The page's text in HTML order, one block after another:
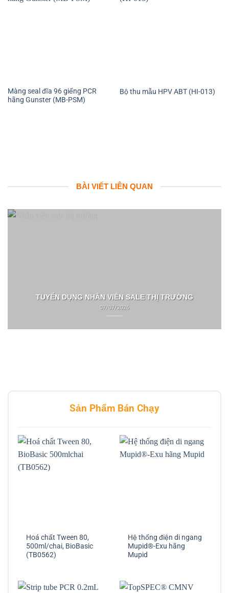
Màng seal đĩa 96 giếng PCR
hãng Gunster (MB-PSM)
Bộ thu mẫu HPV ABT (HI-013)
BÀI VIẾT LIÊN QUAN
TUYỂN DỤNG NHÂN VIÊN SALE THỊ TRƯỜNG
07/07/2026
Sản Phẩm Bán Chạy
Hoá chất Tween 80,
500ml/chai, BioBasic
(TB0562)
Hệ thống điện di ngang
Mupid®-Exu hãng
Mupid